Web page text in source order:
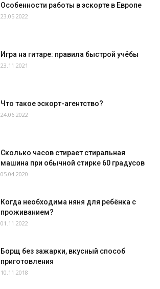
Особенности работы в эскорте в Европе
23.05.2022
Игра на гитаре: правила быстрой учёбы
23.11.2021
Что такое эскорт-агентство?
24.06.2022
Сколько часов стирает стиральная
машина при обычной стирке 60 градусов
05.04.2020
Когда необходима няня для ребёнка с
проживанием?
01.11.2022
Борщ без зажарки, вкусный способ
приготовления
10.11.2018